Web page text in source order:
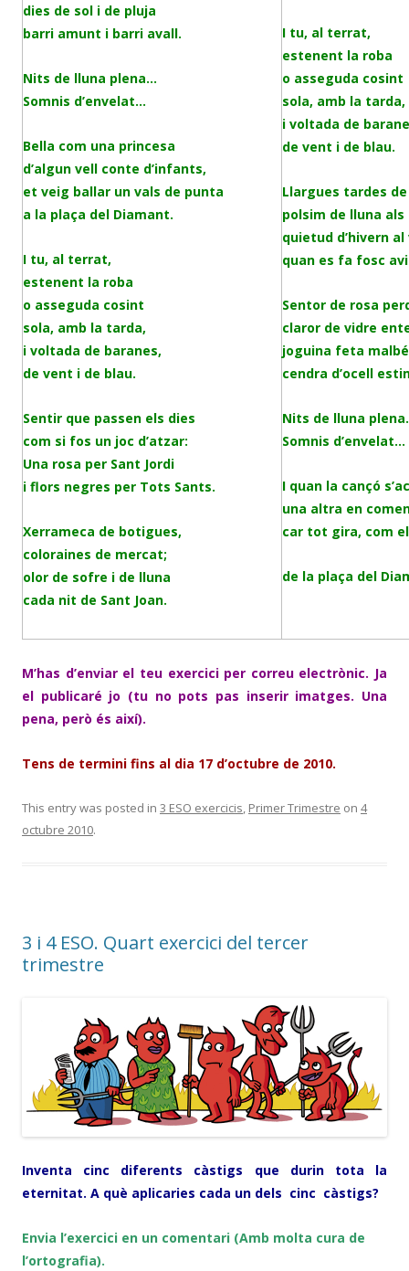
dies de sol i de pluja
barri amunt i barri avall.
Nits de lluna plena…
Somnis d’envelat…
Bella com una princesa
d’algun vell conte d’infants,
et veig ballar un vals de punta
a la plaça del Diamant.
I tu, al terrat,
estenent la roba
o asseguda cosint
sola, amb la tarda,
i voltada de baranes,
de vent i de blau.
Sentir que passen els dies
com si fos un joc d’atzar:
Una rosa per Sant Jordi
i flors negres per Tots Sants.
Xerrameca de botigues,
coloraines de mercat;
olor de sofre i de lluna
cada nit de Sant Joan.
I tu, al terrat,
estenent la roba
o asseguda cosint
sola, amb la tarda,
i voltada de
de vent i de blau.
Llargues tardes
polsim de lluna
quietud d’hivern
quan es fa fosc
Sentor de rosa
claror de vidre
joguina feta
cendra d’ocell
Nits de lluna
Somnis d’envelat…
I quan la cançó
una altra en
car tot gira, com
de la plaça del
M’has d’enviar el teu exercici per correu electrònic. Ja
el publicaré jo (tu no pots pas inserir imatges. Una
pena, però és així).
Tens de termini fins al dia 17 d’octubre de 2010.
This entry was posted in 3 ESO exercicis, Primer Trimestre on 4
octubre 2010.
3 i 4 ESO. Quart exercici del tercer
trimestre
Inventa cinc diferents càstigs que durin tota la
eternitat. A què aplicaries cada un dels cinc càstigs?
Envia l’exercici en un comentari (Amb molta cura de
l’ortografia).